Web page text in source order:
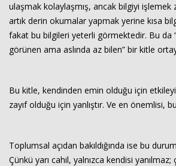
ulaşmak kolaylaşmış, ancak bilgiyi işlemek
artık derin okumalar yapmak yerine kısa
fakat bu bilgileri yeterli görmektedir. Bu da
görünen ama aslında az bilen” bir kitle
Bu kitle, kendinden emin olduğu için
zayıf olduğu için yanlıştır. Ve en önemlisi,
Toplumsal açıdan bakıldığında ise bu
Çünkü yarı cahil, yalnızca kendisi